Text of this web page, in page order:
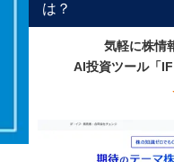
は？
気軽に株情
AI投資ツール「